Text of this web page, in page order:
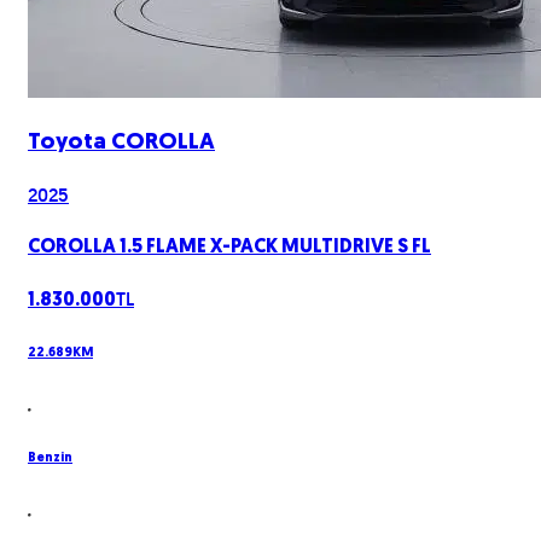
Toyota COROLLA
2025
COROLLA 1.5 FLAME X-PACK MULTIDRIVE S FL
1.830.000TL
22.689KM
Benzin